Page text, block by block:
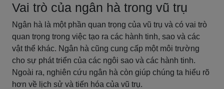
Vai trò của ngân hà trong vũ trụ
Ngân hà là một phần quan trọng của vũ trụ và có vai trò
quan trọng trong việc tạo ra các hành tinh, sao và các
vật thể khác. Ngân hà cũng cung cấp một môi trường
cho sự phát triển của các ngôi sao và các hành tinh.
Ngoài ra, nghiên cứu ngân hà còn giúp chúng ta hiểu rõ
hơn về lịch sử và tiến hóa của vũ trụ.